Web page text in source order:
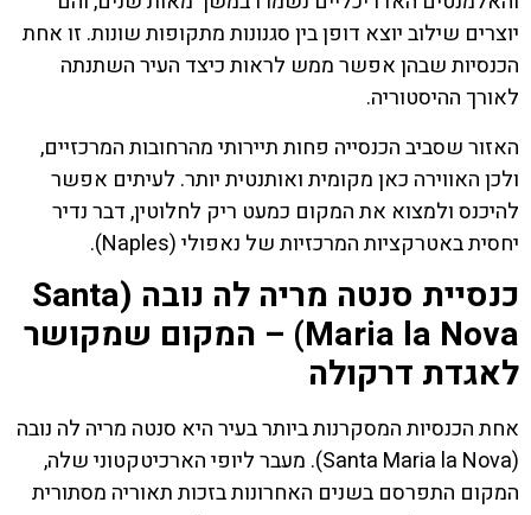
יוצרים שילוב יוצא דופן בין סגנונות מתקופות שונות. זו אחת
הכנסיות שבהן אפשר ממש לראות כיצד העיר השתנתה
לאורך ההיסטוריה.
האזור שסביב הכנסייה פחות תיירותי מהרחובות המרכזיים,
ולכן האווירה כאן מקומית ואותנטית יותר. לעיתים אפשר
להיכנס ולמצוא את המקום כמעט ריק לחלוטין, דבר נדיר
יחסית באטרקציות המרכזיות של נאפולי (Naples).
כנסיית סנטה מריה לה נובה (Santa
Maria la Nova) – המקום שמקושר
לאגדת דרקולה
אחת הכנסיות המסקרנות ביותר בעיר היא סנטה מריה לה נובה
(Santa Maria la Nova). מעבר ליופי הארכיטקטוני שלה,
המקום התפרסם בשנים האחרונות בזכות תאוריה מסתורית